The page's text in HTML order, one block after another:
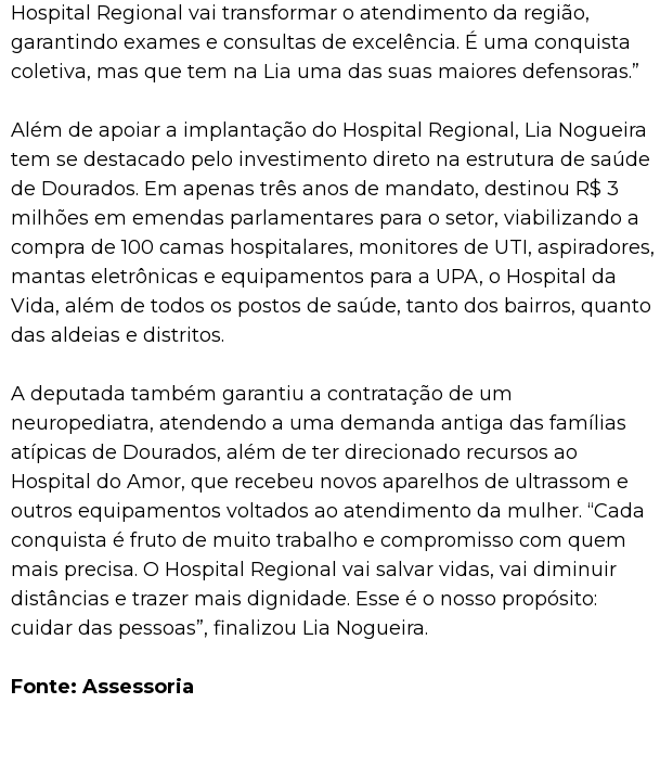
Hospital Regional vai transformar o atendimento da região,
garantindo exames e consultas de excelência. É uma conquista
coletiva, mas que tem na Lia uma das suas maiores defensoras.”
Além de apoiar a implantação do Hospital Regional, Lia Nogueira
tem se destacado pelo investimento direto na estrutura de saúde
de Dourados. Em apenas três anos de mandato, destinou R$ 3
milhões em emendas parlamentares para o setor, viabilizando a
compra de 100 camas hospitalares, monitores de UTI, aspiradores,
mantas eletrônicas e equipamentos para a UPA, o Hospital da
Vida, além de todos os postos de saúde, tanto dos bairros, quanto
das aldeias e distritos.
A deputada também garantiu a contratação de um
neuropediatra, atendendo a uma demanda antiga das famílias
atípicas de Dourados, além de ter direcionado recursos ao
Hospital do Amor, que recebeu novos aparelhos de ultrassom e
outros equipamentos voltados ao atendimento da mulher. “Cada
conquista é fruto de muito trabalho e compromisso com quem
mais precisa. O Hospital Regional vai salvar vidas, vai diminuir
distâncias e trazer mais dignidade. Esse é o nosso propósito:
cuidar das pessoas”, finalizou Lia Nogueira.
Fonte: Assessoria